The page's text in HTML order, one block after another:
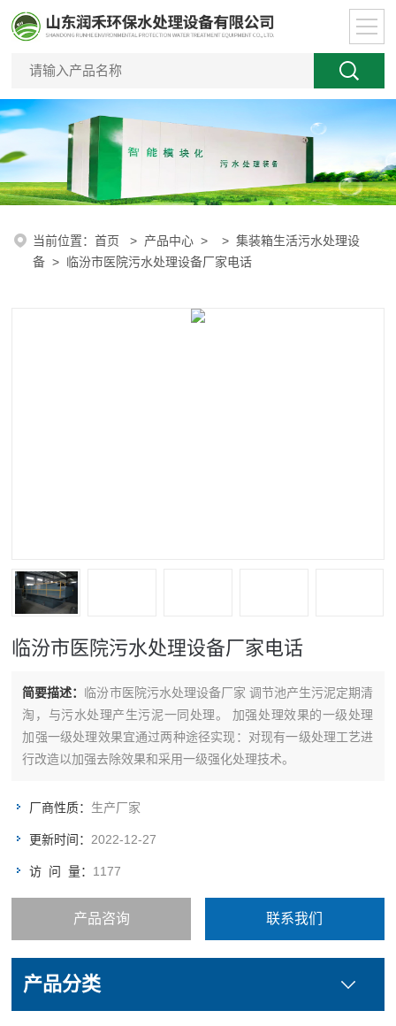
当前位置：首页 > 产品中心 > >集装箱生活污水处理设
备 > 临汾市医院污水处理设备厂家电话
临汾市医院污水处理设备厂家电话
简要描述： 临汾市医院污水处理设备厂家 调节池产生污泥定期清
淘，与污水处理产生污泥一同处理。 加强处理效果的一级处理
加强一级处理效果宜通过两种途径实现：对现有一级处理工艺进
行改造以加强去除效果和采用一级强化处理技术。
厂商性质： 生产厂家
更新时间： 2022-12-27
访 问 量： 1177
产品咨询 联系我们
产品分类